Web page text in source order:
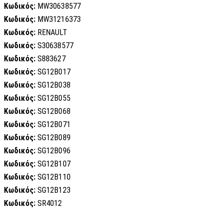
Κωδικός: MW30638577
Κωδικός: MW31216373
Κωδικός: RENAULT
Κωδικός: S30638577
Κωδικός: S883627
Κωδικός: SG12B017
Κωδικός: SG12B038
Κωδικός: SG12B055
Κωδικός: SG12B068
Κωδικός: SG12B071
Κωδικός: SG12B089
Κωδικός: SG12B096
Κωδικός: SG12B107
Κωδικός: SG12B110
Κωδικός: SG12B123
Κωδικός: SR4012